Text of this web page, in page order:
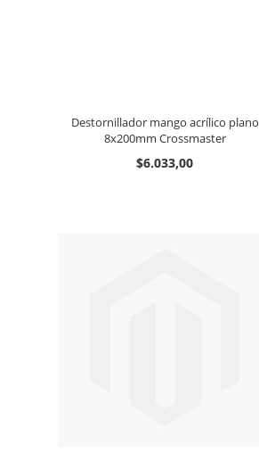
Destornillador mango acrílico plano
8x200mm Crossmaster
$6.033,00